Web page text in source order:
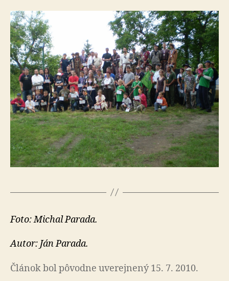
Foto: Michal Parada.
Autor: Ján Parada.
Článok bol pôvodne uverejnený 15. 7. 2010.